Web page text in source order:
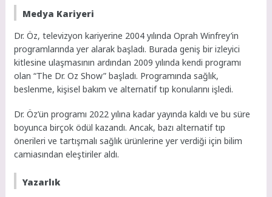
Medya Kariyeri
Dr. Öz, televizyon kariyerine 2004 yılında Oprah Winfrey’in
programlarında yer alarak başladı. Burada geniş bir izleyici
kitlesine ulaşmasının ardından 2009 yılında kendi programı
olan “The Dr. Oz Show” başladı. Programında sağlık,
beslenme, kişisel bakım ve alternatif tıp konularını işledi.
Dr. Öz’ün programı 2022 yılına kadar yayında kaldı ve bu süre
boyunca birçok ödül kazandı. Ancak, bazı alternatif tıp
önerileri ve tartışmalı sağlık ürünlerine yer verdiği için bilim
camiasından eleştiriler aldı.
Yazarlık